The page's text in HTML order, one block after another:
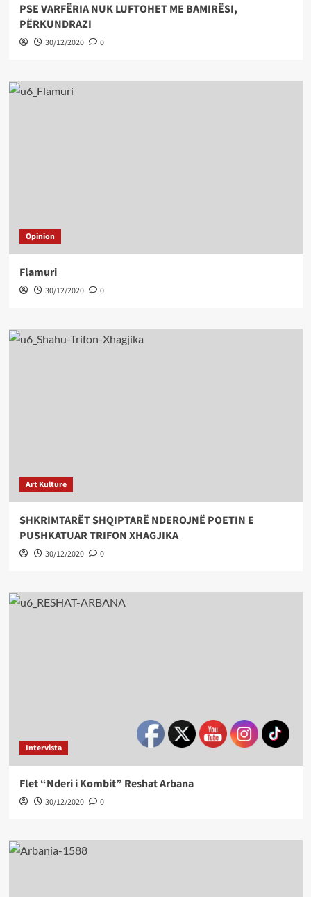
PSE VARFËRIA NUK LUFTOHET ME BAMIRËSI,
PËRKUNDRAZI
30/12/2020 0
Opinion
Flamuri
30/12/2020 0
Art Kulture
SHKRIMTARËT SHQIPTARË NDEROJNË POETIN E
PUSHKATUAR TRIFON XHAGJIKA
30/12/2020 0
Intervista
Flet “Nderi i Kombit” Reshat Arbana
30/12/2020 0